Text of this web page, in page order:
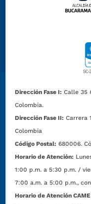
Dirección Fase I: Calle 35
Colombia.
Dirección Fase II: Carrera
Colombia
Código Postal: 680006.
Horario de Atención:
1:00 p.m. a 5:30 p.m. /
7:00 a.m. a 5:00 p.m.,
Horario de Atención